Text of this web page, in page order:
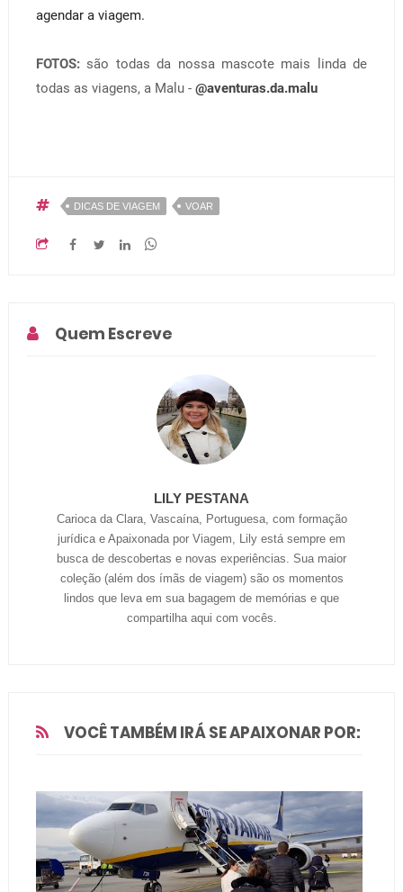
agendar a viagem.
FOTOS:são todas da nossa mascote mais linda de
todas as viagens, a Malu - @aventuras.da.malu
DICAS DE VIAGEM VOAR
Quem Escreve
LILY PESTANA
Carioca da Clara, Vascaína, Portuguesa, com formação
jurídica e Apaixonada por Viagem, Lily está sempre em
busca de descobertas e novas experiências. Sua maior
coleção (além dos ímãs de viagem) são os momentos
lindos que leva em sua bagagem de memórias e que
compartilha aqui com vocês.
VOCÊ TAMBÉM IRÁ SE APAIXONAR POR: